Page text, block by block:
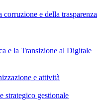
e della trasparenza
e la Transizione al Digitale
e attività
strategico gestionale